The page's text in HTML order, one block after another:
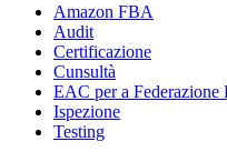
Amazon FBA
Audit
Certificazione
Cunsultà
EAC per a Federazione
Ispezione
Testing